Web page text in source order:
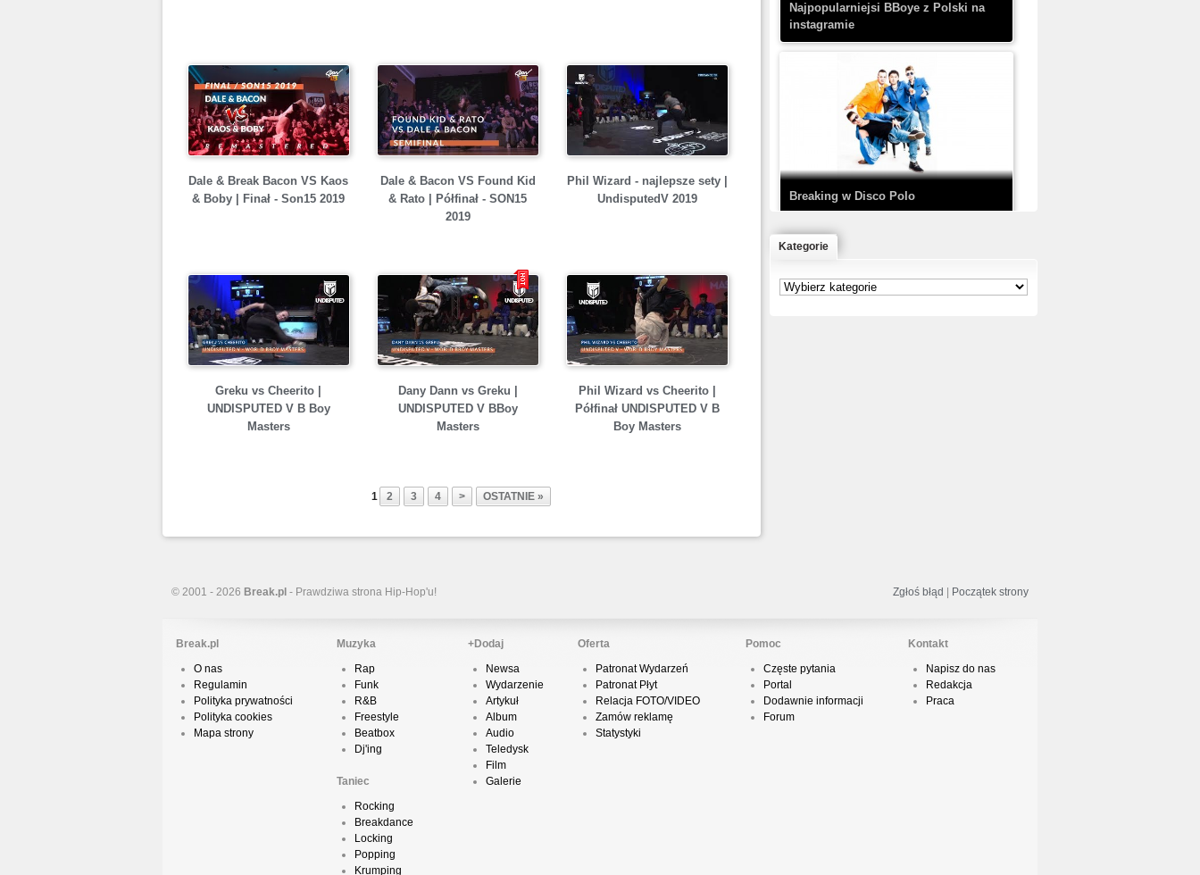
Dale & Break Bacon VS Kaos
& Boby | Finał - Son15 2019
Dale & Bacon VS Found Kid
& Rato | Półfinał - SON15
2019
Phil Wizard - najlepsze sety |
UndisputedV 2019
Greku vs Cheerito |
UNDISPUTED V B Boy
Masters
Dany Dann vs Greku |
UNDISPUTED V BBoy
Masters
Phil Wizard vs Cheerito |
Półfinał UNDISPUTED V B
Boy Masters
1 2 3 4 > OSTATNIE »
TEDE & SIR MICH - KICKDOWN /
DISCO NOIR
Prod. Chubeats, Scratch:…
Najpopularniejsi BBoye z Polski na
instagramie
Breaking w Disco Polo
Podsumowanie roku 2018 w Polskim
Kategorie
© 2001 - 2026 Break.pl - Prawdziwa strona Hip-Hop'u! Zgłoś błąd Początek strony
Break.pl
O nas
Regulamin
Polityka prywatności
Polityka cookies
Mapa strony
Muzyka
Rap
Funk
R&B
Freestyle
Beatbox
Dj'ing
Taniec
Rocking
Breakdance
Locking
Popping
Krumping
+Dodaj
Newsa
Wydarzenie
Artykuł
Album
Audio
Teledysk
Film
Galerie
Oferta
Patronat Wydarzeń
Patronat Płyt
Relacja FOTO/VIDEO
Zamów reklamę
Statystyki
Pomoc
Częste pytania
Portal
Dodawnie informacji
Forum
Kontakt
Napisz do nas
Redakcja
Praca